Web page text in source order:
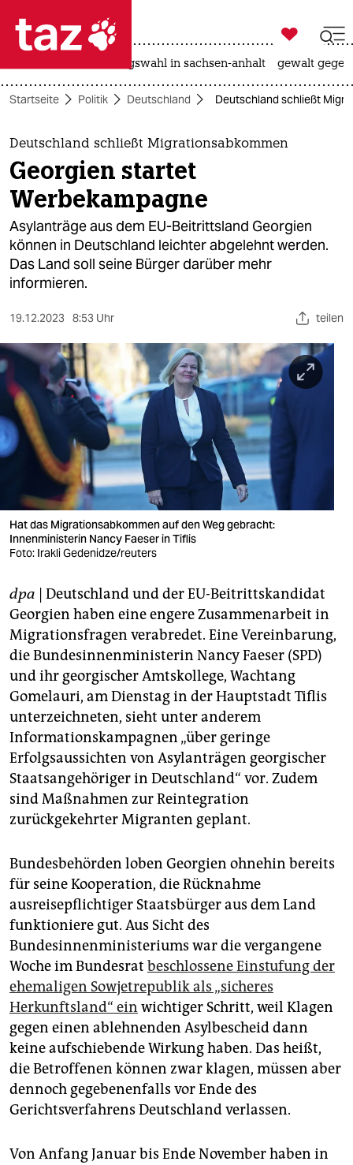
 taz zahl ich
taz zahl ich
themen
politik
öko
gesellschaft
kultur
sport
berlin
nord
wahrheit
verlag
verlag
veranstaltungen
shop
fragen & hilfe
unterstützen
abo
genossenschaft
epaper login

taz zahl ich
landtagswahl in sachsen-anhalt gewalt
Startseite Politik Deutschland Deutschland schließt
Deutschland schließt Migrationsabkommen
Georgien startet
Werbekampagne
Asylanträge aus dem EU-Beitrittsland Georgien
können in Deutschland leichter abgelehnt werden.
Das Land soll seine Bürger darüber mehr
informieren.
19.12.2023 8:53 Uhr teilen
Hat das Migrationsabkommen auf den Weg gebracht:
Innenministerin Nancy Faeser in Tiflis
Foto: Irakli Gedenidze/reuters
dpa | Deutschland und der EU-Beitrittskandidat
Georgien haben eine engere Zusammenarbeit in
Migrationsfragen verabredet. Eine Vereinbarung,
die Bundesinnenministerin Nancy Faeser (SPD)
und ihr georgischer Amtskollege, Wachtang
Gomelauri, am Dienstag in der Hauptstadt Tiflis
unterzeichneten, sieht unter anderem
Informationskampagnen „über geringe
Erfolgsaussichten von Asylanträgen georgischer
Staatsangehöriger in Deutschland“ vor. Zudem
sind Maßnahmen zur Reintegration
zurückgekehrter Migranten geplant.
Bundesbehörden loben Georgien ohnehin bereits
für seine Kooperation, die Rücknahme
ausreisepflichtiger Staatsbürger aus dem Land
funktioniere gut. Aus Sicht des
Bundesinnenministeriums war die vergangene
Woche im Bundesrat beschlossene Einstufung der
ehemaligen Sowjetrepublik als „sicheres
Herkunftsland“ ein wichtiger Schritt, weil Klagen
gegen einen ablehnenden Asylbescheid dann
keine aufschiebende Wirkung haben. Das heißt,
die Betroffenen können zwar klagen, müssen aber
dennoch gegebenenfalls vor Ende des
Gerichtsverfahrens Deutschland verlassen.
Von Anfang Januar bis Ende November haben in